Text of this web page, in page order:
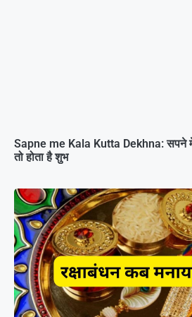
Sapne me Kala Kutta Dekhna: सपने में
तो होता है शुभ